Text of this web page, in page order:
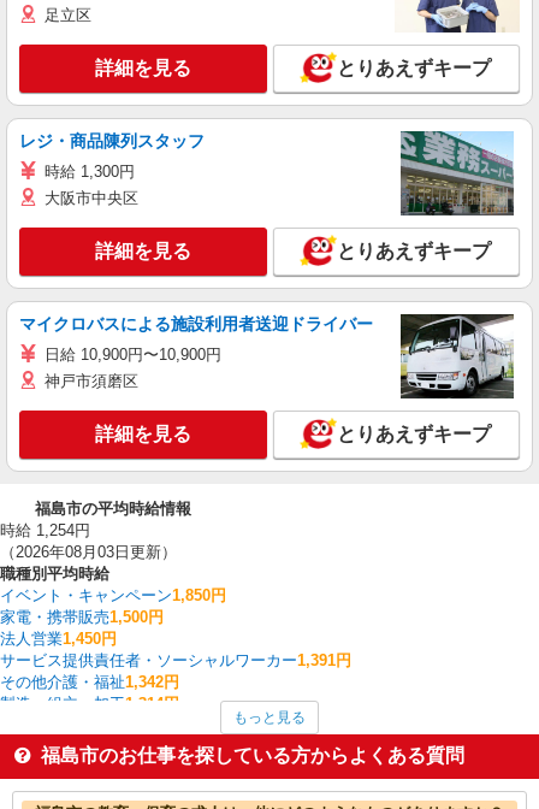
足立区
詳細を見る とりあえずキープ
レジ・商品陳列スタッフ
時給 1,300円
大阪市中央区
詳細を見る とりあえずキープ
マイクロバスによる施設利用者送迎ドライバー
日給 10,900円〜10,900円
神戸市須磨区
詳細を見る とりあえずキープ
福島市の平均時給情報
時給 1,254円
（2026年08月03日更新）
職種別平均時給
イベント・キャンペーン1,850円
家電・携帯販売1,500円
法人営業1,450円
サービス提供責任者・ソーシャルワーカー1,391円
その他介護・福祉1,342円
製造・組立・加工1,314円
フォークリフト1,300円
介護職・ヘルパー1,286円
看護師・保健師・看護助手・助産師1,249円
もっと見る
福島市のお仕事を探している方からよくある質問